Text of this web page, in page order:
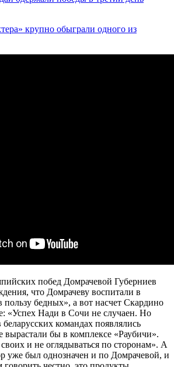
крупно обыграли одного из
побед Домрачевой Губерниев
что Домрачеву воспитали в
пользу бедных», а вот насчет Скардино
«Успех Нади в Сочи не случаен. Но
командах появлялись
вырастали бы в комплексе «Раубичи».
и не оглядываться по сторонам». А
уже был однозначен и по Домрачевой, и